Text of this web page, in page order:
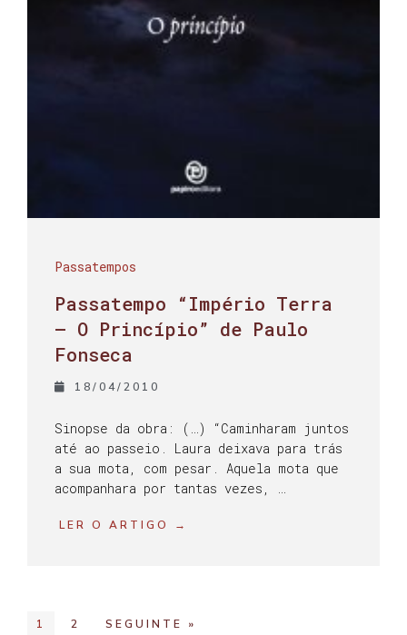
Passatempos
Passatempo “Império Terra
– O Princípio” de Paulo
Fonseca
18/04/2010
Sinopse da obra: (…) “Caminharam juntos
até ao passeio. Laura deixava para trás
a sua mota, com pesar. Aquela mota que
acompanhara por tantas vezes, …
LER O ARTIGO →
1 2 SEGUINTE »